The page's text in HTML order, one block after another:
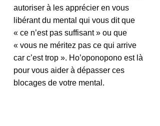
autoriser à les apprécier en vous
libérant du mental qui vous dit que
« ce n’est pas suffisant » ou que
« vous ne méritez pas ce qui arrive
car c’est trop ». Ho’oponopono est là
pour vous aider à dépasser ces
blocages de votre mental.